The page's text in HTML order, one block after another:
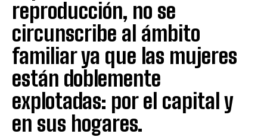
reproducción, no se
circunscribe al ámbito
familiar ya que las mujeres
están doblemente
explotadas: por el capital y
en sus hogares.